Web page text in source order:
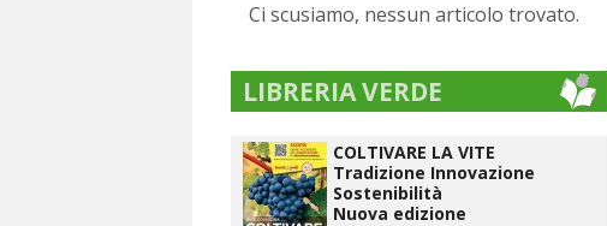
Ci scusiamo, nessun articolo trovato.
LIBRERIA VERDE
COLTIVARE LA VITE
Tradizione Innovazione
Sostenibilità
Nuova edizione